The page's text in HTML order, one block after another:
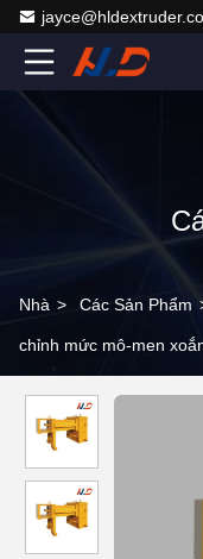
Nhà > Các Sản Phẩm
chỉnh mức mô-men